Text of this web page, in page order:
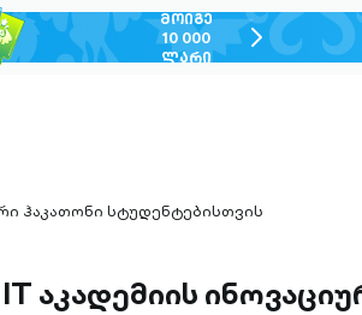
ᲛᲝᲘᲒᲔ
10 000
ᲚᲐᲠᲘ
chevron-
right-
ჰაკათონი სტუდენტებისთვის
IT აკადემიის